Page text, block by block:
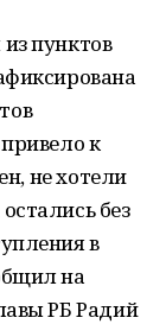
пунктов
к
не хотели
без
в
на
РБ Радий